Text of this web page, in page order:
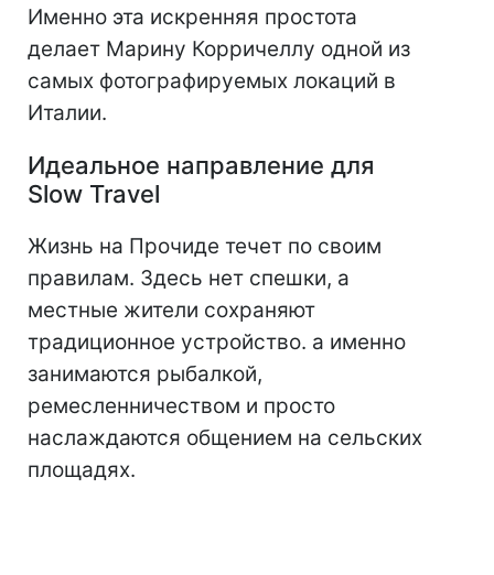
Именно эта искренняя простота
делает Марину Корричеллу одной из
самых фотографируемых локаций в
Италии.
Идеальное направление для
Slow Travel
Жизнь на Прочиде течет по своим
правилам. Здесь нет спешки, а
местные жители сохраняют
традиционное устройство. а именно
занимаются рыбалкой,
ремесленничеством и просто
наслаждаются общением на сельских
площадях.